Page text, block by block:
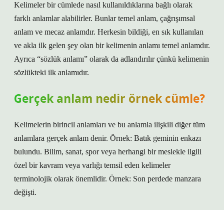
Kelimeler bir cümlede nasıl kullanıldıklarına bağlı olarak
farklı anlamlar alabilirler. Bunlar temel anlam, çağrışımsal
anlam ve mecaz anlamdır. Herkesin bildiği, en sık kullanılan
ve akla ilk gelen şey olan bir kelimenin anlamı temel anlamdır.
Ayrıca “sözlük anlamı” olarak da adlandırılır çünkü kelimenin
sözlükteki ilk anlamıdır.
Gerçek anlam nedir örnek cümle?
Kelimelerin birincil anlamları ve bu anlamla ilişkili diğer tüm
anlamlara gerçek anlam denir. Örnek: Batık geminin enkazı
bulundu. Bilim, sanat, spor veya herhangi bir meslekle ilgili
özel bir kavram veya varlığı temsil eden kelimeler
terminolojik olarak önemlidir. Örnek: Son perdede manzara
değişti.